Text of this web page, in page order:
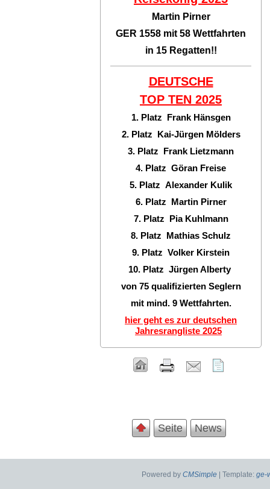
Martin Pirner
GER 1558 mit 58 Wettfahrten
in 15 Regatten!!
DEUTSCHE
TOP TEN 2025
1. Platz Frank Hänsgen
2. Platz Kai-Jürgen Mölders
3. Platz Frank Lietzmann
4. Platz Göran Freise
5. Platz Alexander Kulik
6. Platz Martin Pirner
7. Platz Pia Kuhlmann
8. Platz Mathias Schulz
9. Platz Volker Kirstein
10. Platz Jürgen Alberty
von 75 qualifizierten Seglern
mit mind. 9 Wettfahrten.
hier geht es zur deutschen
Jahresrangliste 2025
Seite News
Powered by CMSimple | Template: ge-